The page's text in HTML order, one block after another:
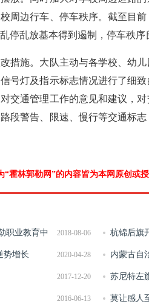
周边行车、停车秩序。截至目
停乱放基本得到遏制，停车秩序
措施。大队主动与各学校、幼
号灯及指示标志情况进行了细
交通管理工作的意见和建议，
段警告、限速、慢行等交通标
“霍林郭勒网”的内容皆为本网原创或
2018-08-06
职业教育中
值
杭锦后旗
2020-04-28
势增长 内蒙古自
正式启动
2017-12-20 苏尼特左
2016-06-13 莫让感人